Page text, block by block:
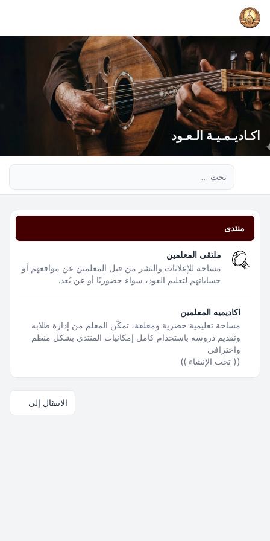
اكـاديـمـيـة الـعـود
منتدى
ملتقى المعلمين
مساحة للإعلانات والنشر من قبل المعلمين عن مواقعهم أو
حساباتهم لتعليم العود، سواء حضوريًا أو عن بُعد.
اكاديميه المعلمين
مساحة تعليمية حصرية ومغلقة، تمكّن المعلم من إدارة طلابه
وتقديم دروسه باستخدام كامل إمكانيات المنتدى بشكل منظم
واحترافي
(( تحت الإنشاء ))
الانتقال إلى